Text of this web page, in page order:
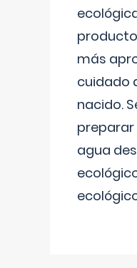
más
cuidado
nacido.
preparar
agua